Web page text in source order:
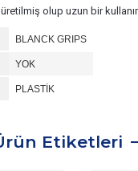
olup uzun bir
BLANCK GRIPS
YOK
PLASTİK
Etiketleri